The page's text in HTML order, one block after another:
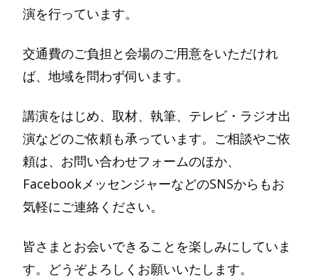
演を行っています。
交通費のご負担と会場のご用意をいただけれ
ば、地域を問わず伺います。
講演をはじめ、取材、執筆、テレビ・ラジオ出
演などのご依頼も承っています。ご相談やご依
頼は、お問い合わせフォームのほか、
FacebookメッセンジャーなどのSNSからもお
気軽にご連絡ください。
皆さまとお会いできることを楽しみにしていま
す。どうぞよろしくお願いいたします。